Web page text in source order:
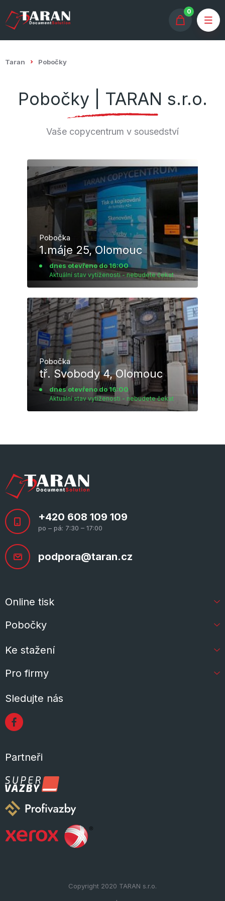
0
Taran Pobočky
Pobočky | TARAN s.r.o.
Vaše copycentrum v sousedství
Pobočka
1.máje 25, Olomouc
dnes otevřeno do 16:00
Aktuální stav vytíženosti - nebudete čekat
Pobočka
tř. Svobody 4, Olomouc
dnes otevřeno do 16:00
Aktuální stav vytíženosti - nebudete čekat
+420 608 109 109
po – pá: 7:30 – 17:00
podpora@taran.cz
Online tisk
Pobočky
Ke stažení
Pro firmy
Sledujte nás
Partneři
Copyright 2020 TARAN s.r.o.